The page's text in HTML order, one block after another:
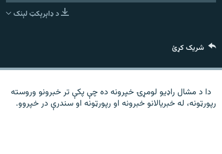
د ازادې اروپا راډیو ټولې ووبپاڼې
د ډاېرېکټ لېنک
شریک کړئ
دا د مشال راډیو لومړۍ خپرونه ده چې پکې تر خبرونو وروسته
رپورټونه، له خبریالانو خبرونه او رپورټونه او سندرې در خپروو.